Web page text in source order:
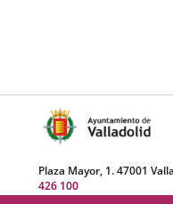
Plaza Mayor, 1. 47001
426 100